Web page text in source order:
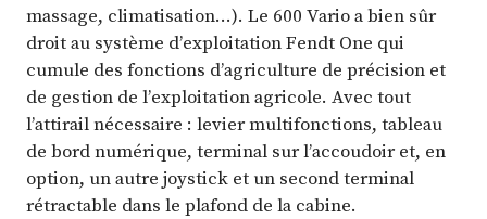
massage, climatisation…). Le 600 Vario a bien sûr
droit au système d’exploitation Fendt One qui
cumule des fonctions d’agriculture de précision et
de gestion de l’exploitation agricole. Avec tout
l’attirail nécessaire : levier multifonctions, tableau
de bord numérique, terminal sur l’accoudoir et, en
option, un autre joystick et un second terminal
rétractable dans le plafond de la cabine.